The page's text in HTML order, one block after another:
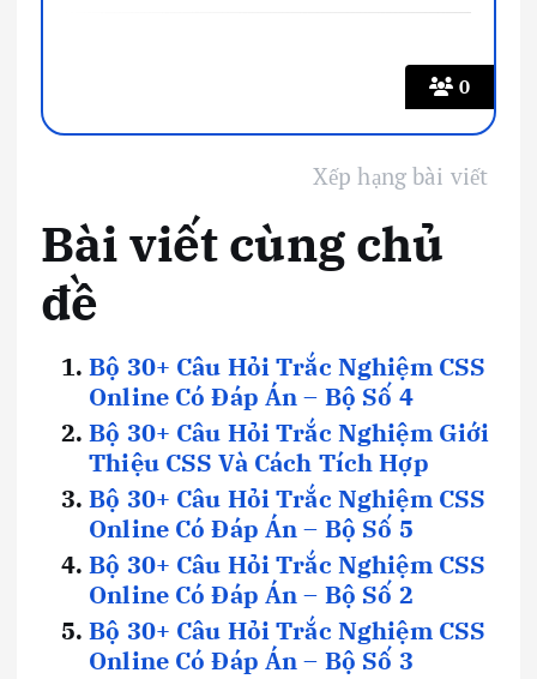
0
Xếp hạng bài viết
Bài viết cùng chủ
đề
Bộ 30+ Câu Hỏi Trắc Nghiệm CSS
Online Có Đáp Án – Bộ Số 4
Bộ 30+ Câu Hỏi Trắc Nghiệm Giới
Thiệu CSS Và Cách Tích Hợp
Bộ 30+ Câu Hỏi Trắc Nghiệm CSS
Online Có Đáp Án – Bộ Số 5
Bộ 30+ Câu Hỏi Trắc Nghiệm CSS
Online Có Đáp Án – Bộ Số 2
Bộ 30+ Câu Hỏi Trắc Nghiệm CSS
Online Có Đáp Án – Bộ Số 3